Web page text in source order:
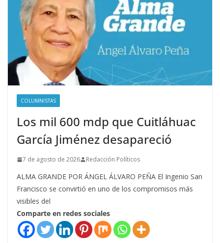
COLUMNISTAS
Los mil 600 mdp que Cuitláhuac
García Jiménez desapareció
7 de agosto de 2026 Redacción Políticos
ALMA GRANDE POR ÁNGEL ÁLVARO PEÑA El Ingenio San
Francisco se convirtió en uno de los compromisos más
visibles del
Comparte en redes sociales